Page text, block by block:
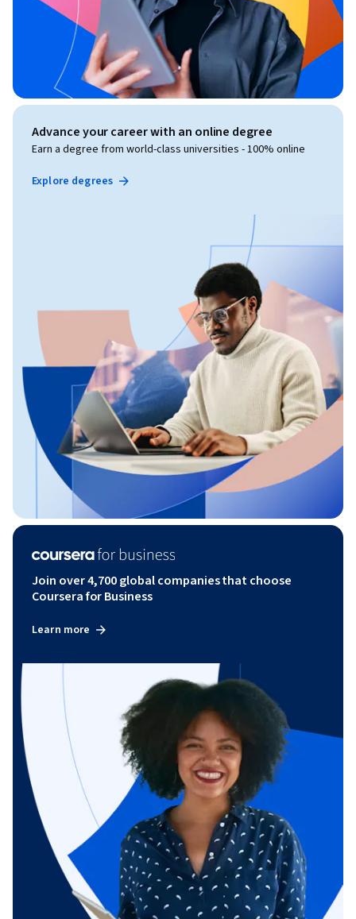
Advance your career with an online degree
Earn a degree from world-class universities - 100% online
Explore degrees
Join over 4,700 global companies that choose
Coursera for Business
Learn more